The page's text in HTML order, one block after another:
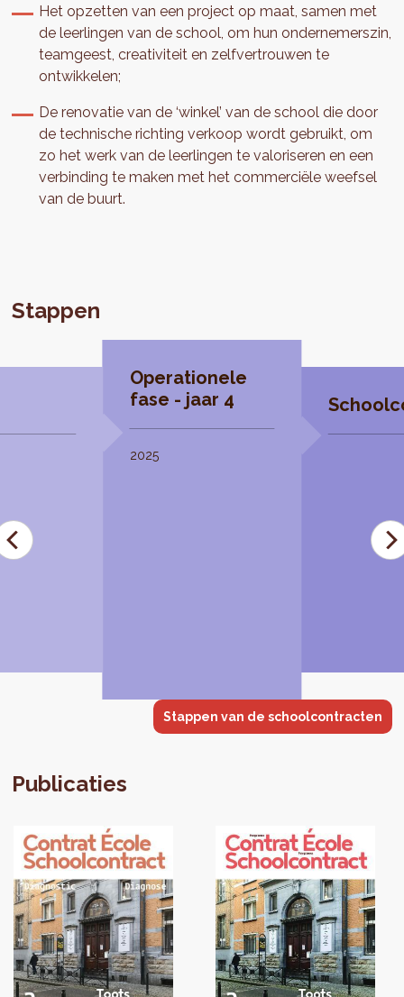
Het opzetten van een project op maat, samen met
de leerlingen van de school, om hun ondernemerszin,
teamgeest, creativiteit en zelfvertrouwen te
ontwikkelen;
De renovatie van de ‘winkel’ van de school die door
de technische richting verkoop wordt gebruikt, om
zo het werk van de leerlingen te valoriseren en een
verbinding te maken met het commerciële weefsel
van de buurt.
Stappen
Operationele
fase - jaar 4
2025
Stappen van de schoolcontracten
Publicaties